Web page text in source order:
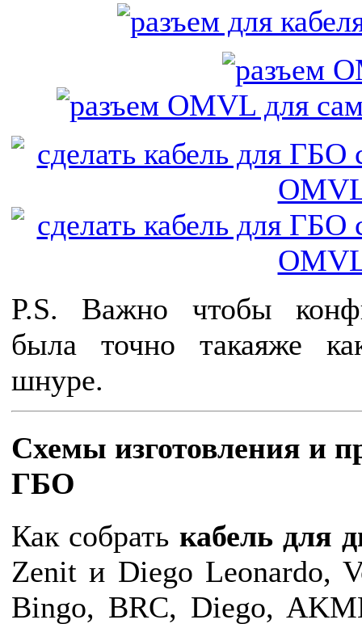
P.S. Важно чтобы
была точно такаяже
шнуре.
Схемы изготовления и
ГБО
Как собрать кабель для
Zenit и Diego Leonardo,
Bingo, BRC, Diego,